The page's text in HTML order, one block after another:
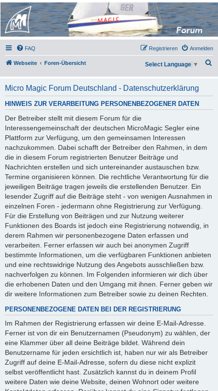
Micro Magic Forum
Deutschland
FAQ Anmelden
Registrieren
Webseite Foren-Übersicht
h
e
Select Language ▼
Micro Magic Forum Deutschland - Datenschutzerklärung
HINWEIS ZUR VERARBEITUNG PERSONENBEZOGENER DATEN
Der Betreiber stellt mit diesem Forum für die
Interessengemeinschaft der deutschen MicroMagic Segler eine
Plattform zur Verfügung, um den gemeinsamen Interessen
nachzukommen. Dabei schafft der Betreiber den Rahmen, in dem
die in diesem Forum registrierten Benutzer Beiträge und
Nachrichten erstellen und sich untereinander austauschen bzw.
Termine organisieren können. Die rechtliche Verantwortung für die
jeweiligen Beiträge tragen jeweils die erstellenden Benutzer. Ein
lesender Zugriff auf die Beiträge steht - von wenigen Ausnahmen in
einzelnen Foren - jedermann ohne Registrierung zur Verfügung.
Für die Erstellung von Beiträgen und zur Nutzung weiterer
Funktionen des Boards ist jedoch eine Registrierung notwendig, in
derem Rahmen wir personenbezogene Daten erfassen und
verarbeiten. Ferner erfassen wir auch bei anonymen Zugriff
bestimmte Informationen, um die verfügbaren Funktionen anbieten
und eine rechtswidrige Nutzung des Angebots ausschließen bzw.
nachverfolgen zu können. Im Folgenden informieren wir dich über
die erhobenen Daten und den Umgang mit ihnen. Ferner geben wir
dir weitere Informationen zum Betreiber sowie zu deinen Rechten.
PERSONENBEZOGENE DATEN BEI DER REGISTRIERUNG
Im Rahmen der Registrierung erfassen wir deine E-Mail-Adresse.
Ferner ist von dir ein Benutzernamen (Pseudonym) zu wählen, der
eine Klammer über all deine Beiträge bildet. Während dein
Benutzername für jeden ersichtlich ist, haben nur wir als Betreiber
Zugriff auf deine E-Mail-Adresse, sofern du diese nicht explizit
selbst veröffentlicht hast. Zusätzlich kannst du in deinem Profil
weitere Daten wie deine Website, deinen Wohnort oder weitere